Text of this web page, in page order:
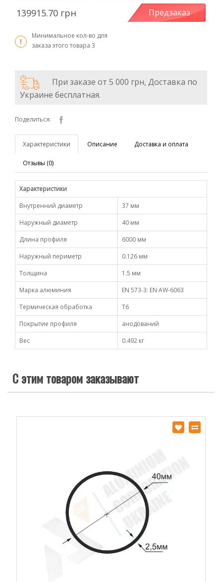
139915.70 грн Предзаказ
Минимальное кол-во для
заказа этого товара 3
При заказе от 5 000 грн, Доставка по
Украине бесплатная.
Поделиться:
Характеристики Описание Доставка и оплата
Отзывы (0)
Характеристики
Внутренний диаметр
37 мм
Наружный диаметр
40 мм
Длина профиля
6000 мм
Наружный периметр
0.126 мм
Толщина
1.5 мм
Марка алюминия
EN 573-3: EN AW-6063
Термическая обработка
Т6
Покрытие профиля
анодований
Вес
0.492 кг
С этим товаром заказывают